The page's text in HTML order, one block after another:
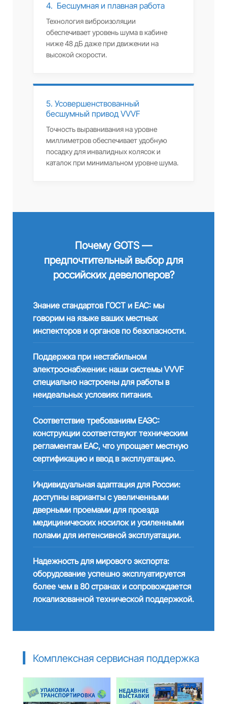
4. Бесшумная и плавная работа
Технология виброизоляции
обеспечивает уровень шума в кабине
ниже 48 дБ даже при движении на
высокой скорости.
5. Усовершенствованный
бесшумный привод VVVF
Точность выравнивания на уровне
миллиметров обеспечивает удобную
посадку для инвалидных колясок и
каталок при минимальном уровне шума.
Почему GOTS —
предпочтительный выбор для
российских девелоперов?
Знание стандартов ГОСТ и EAC: мы
говорим на языке ваших местных
инспекторов и органов по безопасности.
Поддержка при нестабильном
электроснабжении: наши системы VVVF
специально настроены для работы в
неидеальных условиях питания.
Соответствие требованиям ЕАЭС:
конструкции соответствуют техническим
регламентам EAC, что упрощает местную
сертификацию и ввод в эксплуатацию.
Индивидуальная адаптация для России:
доступны варианты с увеличенными
дверными проемами для проезда
медицинических носилок и усиленными
полами для интенсивной эксплуатации.
Надежность для мирового экспорта:
оборудование успешно эксплуатируется
более чем в 80 странах и сопровождается
локализованной технической поддержкой.
Комплексная сервисная поддержка